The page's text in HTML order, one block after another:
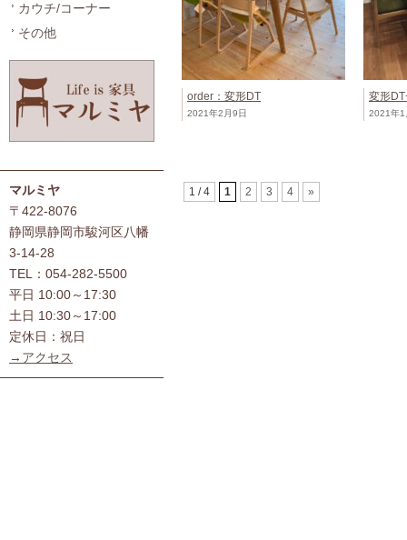
カウチ/コーナー
その他
マルミヤ
〒422-8076
静岡県静岡市駿河区八幡
3-14-28
TEL：054-282-5500
平日 10:00～17:30
土日 10:30～17:00
定休日：祝日
→アクセス
order：変形DT
2021年2月9日
変形
2021年1
1 / 4 1 2 3 4 »